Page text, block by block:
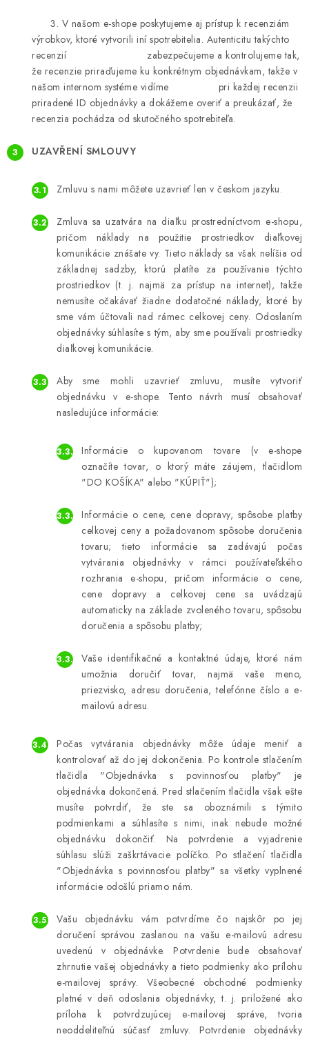
3. V našom e-shope poskytujeme aj prístup k recenziám
výrobkov, ktoré vytvorili iní spotrebitelia. Autenticitu takýchto
recenzií zabezpečujeme a kontrolujeme tak,
že recenzie priraďujeme ku konkrétnym objednávkam, takže v
našom internom systéme vidíme pri každej recenzii
priradené ID objednávky a dokážeme overiť a preukázať, že
recenzia pochádza od skutočného spotrebiteľa.
UZAVŘENÍ SMLOUVY
Zmluvu s nami môžete uzavrieť len v českom jazyku.
Zmluva sa uzatvára na diaľku prostredníctvom e-shopu,
pričom náklady na použitie prostriedkov diaľkovej
komunikácie znášate vy. Tieto náklady sa však nelíšia od
základnej sadzby, ktorú platíte za používanie týchto
prostriedkov (t. j. najmä za prístup na internet), takže
nemusíte očakávať žiadne dodatočné náklady, ktoré by
sme vám účtovali nad rámec celkovej ceny. Odoslaním
objednávky súhlasíte s tým, aby sme používali prostriedky
diaľkovej komunikácie.
Aby sme mohli uzavrieť zmluvu, musíte vytvoriť
objednávku v e-shope. Tento návrh musí obsahovať
nasledujúce informácie:
Informácie o kupovanom tovare (v e-shope
označíte tovar, o ktorý máte záujem, tlačidlom
"DO KOŠÍKA" alebo "KÚPIŤ");
Informácie o cene, cene dopravy, spôsobe platby
celkovej ceny a požadovanom spôsobe doručenia
tovaru; tieto informácie sa zadávajú počas
vytvárania objednávky v rámci používateľského
rozhrania e-shopu, pričom informácie o cene,
cene dopravy a celkovej cene sa uvádzajú
automaticky na základe zvoleného tovaru, spôsobu
doručenia a spôsobu platby;
Vaše identifikačné a kontaktné údaje, ktoré nám
umožnia doručiť tovar, najmä vaše meno,
priezvisko, adresu doručenia, telefónne číslo a e-
mailovú adresu.
Počas vytvárania objednávky môže údaje meniť a
kontrolovať až do jej dokončenia. Po kontrole stlačením
tlačidla "Objednávka s povinnosťou platby" je
objednávka dokončená. Pred stlačením tlačidla však ešte
musíte potvrdiť, že ste sa oboznámili s týmito
podmienkami a súhlasíte s nimi, inak nebude možné
objednávku dokončiť. Na potvrdenie a vyjadrenie
súhlasu slúži zaškrtávacie políčko. Po stlačení tlačidla
"Objednávka s povinnosťou platby" sa všetky vyplnené
informácie odošlú priamo nám.
Vašu objednávku vám potvrdíme čo najskôr po jej
doručení správou zaslanou na vašu e-mailovú adresu
uvedenú v objednávke. Potvrdenie bude obsahovať
zhrnutie vašej objednávky a tieto podmienky ako prílohu
e-mailovej správy. Všeobecné obchodné podmienky
platné v deň odoslania objednávky, t. j. priložené ako
príloha k potvrdzujúcej e-mailovej správe, tvoria
neoddeliteľnú súčasť zmluvy. Potvrdenie objednávky